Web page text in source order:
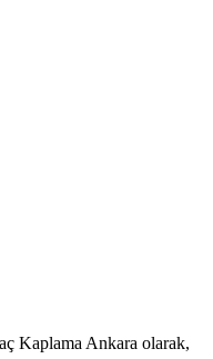
Kaplama Ankara olarak,